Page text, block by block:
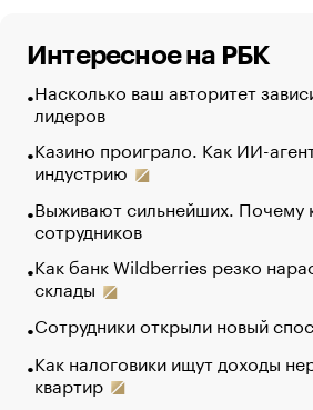
Интересное на РБК
Насколько ваш авторитет
лидеров
Казино проиграло. Как ИИ-
индустрию
Выживают сильнейших. Почему
сотрудников
Как банк Wildberries резко
склады
Сотрудники открыли новый
Как налоговики ищут доходы
квартир